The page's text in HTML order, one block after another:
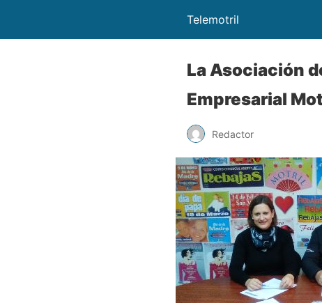
Telemotril
La Asociación
Empresarial
Redactor